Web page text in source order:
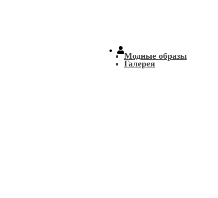
Модные образы
Галерея